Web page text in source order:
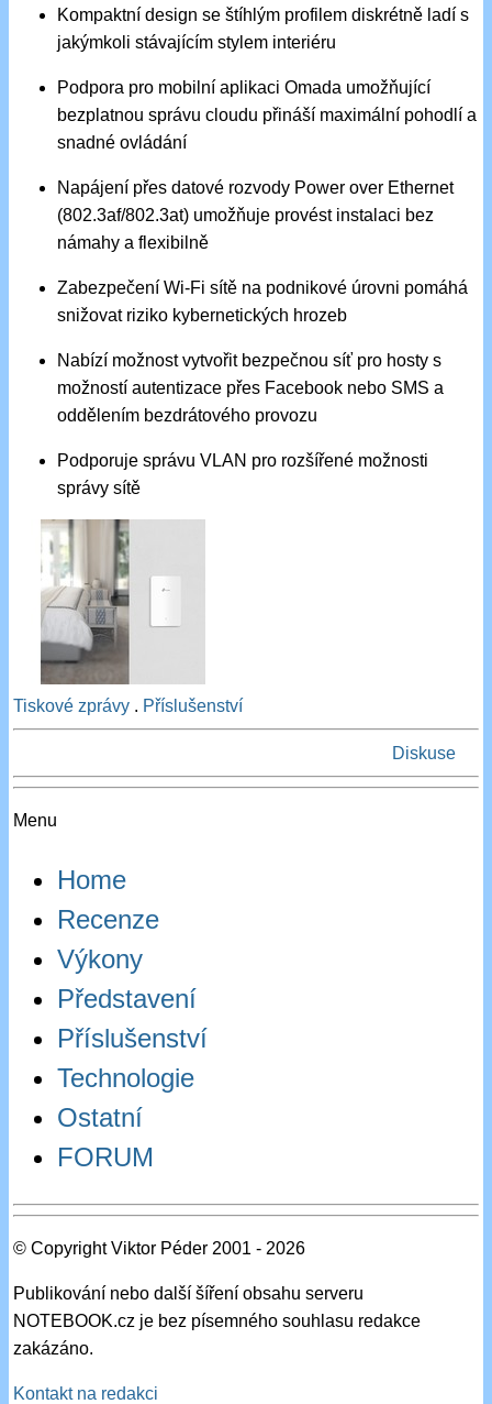
Kompaktní design se štíhlým profilem diskrétně ladí s
jakýmkoli stávajícím stylem interiéru
Podpora pro mobilní aplikaci Omada umožňující
bezplatnou správu cloudu přináší maximální pohodlí a
snadné ovládání
Napájení přes datové rozvody Power over Ethernet
(802.3af/802.3at) umožňuje provést instalaci bez
námahy a flexibilně
Zabezpečení Wi-Fi sítě na podnikové úrovni pomáhá
snižovat riziko kybernetických hrozeb
Nabízí možnost vytvořit bezpečnou síť pro hosty s
možností autentizace přes Facebook nebo SMS a
oddělením bezdrátového provozu
Podporuje správu VLAN pro rozšířené možnosti
správy sítě
Tiskové zprávy . Příslušenství
Diskuse
Menu
Home
Recenze
Výkony
Představení
Příslušenství
Technologie
Ostatní
FORUM
© Copyright Viktor Péder 2001 - 2026
Publikování nebo další šíření obsahu serveru
NOTEBOOK.cz je bez písemného souhlasu redakce
zakázáno.
Kontakt na redakci